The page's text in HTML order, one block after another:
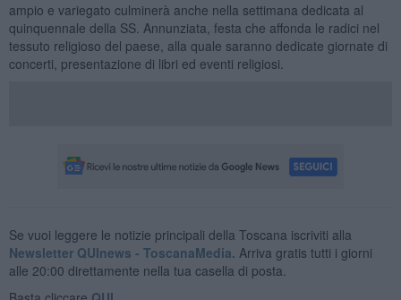
ampio e variegato culminerà anche nella settimana dedicata al
quinquennale della SS. Annunziata, festa che affonda le radici nel
tessuto religioso del paese, alla quale saranno dedicate giornate di
concerti, presentazione di libri ed eventi religiosi.
Se vuoi leggere le notizie principali della Toscana iscriviti alla
Newsletter QUInews - ToscanaMedia. Arriva gratis tutti i giorni
alle 20:00 direttamente nella tua casella di posta.